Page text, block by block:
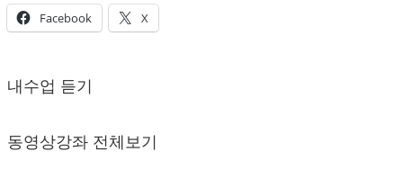
Facebook X
02-
내수업 듣기
동영상강좌 전체보기